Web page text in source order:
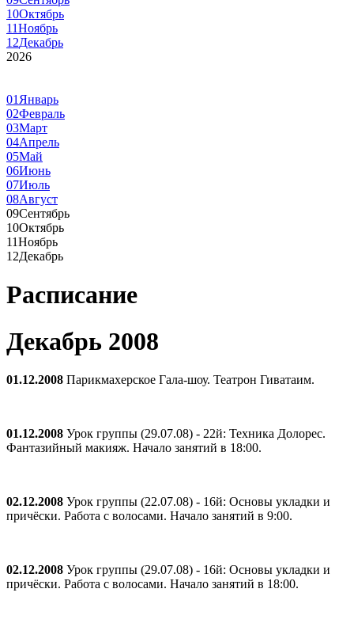
10Октябрь
11Ноябрь
12Декабрь
2026
01 Январь
02Февраль
03Март
04Апрель
05Май
06Июнь
07Июль
08Август
09Сентябрь
10Октябрь
11Ноябрь
12Декабрь
Расписание
Декабрь 2008
01.12.2008 Парикмахерское Гала-шоу. Театрон Гиватаим.
01.12.2008 Урок группы (29.07.08) - 22й: Teхника Долорес.
Фантазийный макияж. Начало занятий в 18:00.
02.12.2008 Урок группы (22.07.08) - 16й: Основы укладки и
причёски. Работа с волосами. Начало занятий в 9:00.
02.12.2008 Урок группы (29.07.08) - 16й: Основы укладки и
причёски. Работа с волосами. Начало занятий в 18:00.